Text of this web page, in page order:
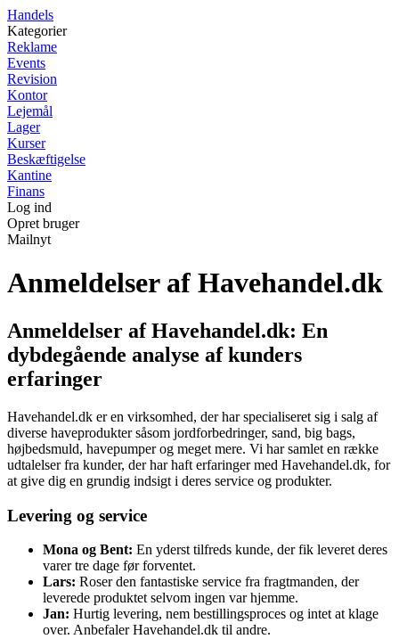
Handels
Kategorier
Reklame
Events
Revision
Kontor
Lejemål
Lager
Kurser
Beskæftigelse
Kantine
Finans
Log ind
Opret bruger
Mailnyt
Anmeldelser af Havehandel.dk
Anmeldelser af Havehandel.dk: En
dybdegående analyse af kunders
erfaringer
Havehandel.dk er en virksomhed, der har specialiseret sig i salg af
diverse haveprodukter såsom jordforbedringer, sand, big bags,
højbedsmuld, havepumper og meget mere. Vi har samlet en række
udtalelser fra kunder, der har haft erfaringer med Havehandel.dk, for
at give dig en grundig indsigt i deres service og produkter.
Levering og service
Mona og Bent: En yderst tilfreds kunde, der fik leveret deres
varer tre dage før forventet.
Lars: Roser den fantastiske service fra fragtmanden, der
leverede produktet selvom ingen var hjemme.
Jan: Hurtig levering, nem bestillingsproces og intet at klage
over. Anbefaler Havehandel.dk til andre.